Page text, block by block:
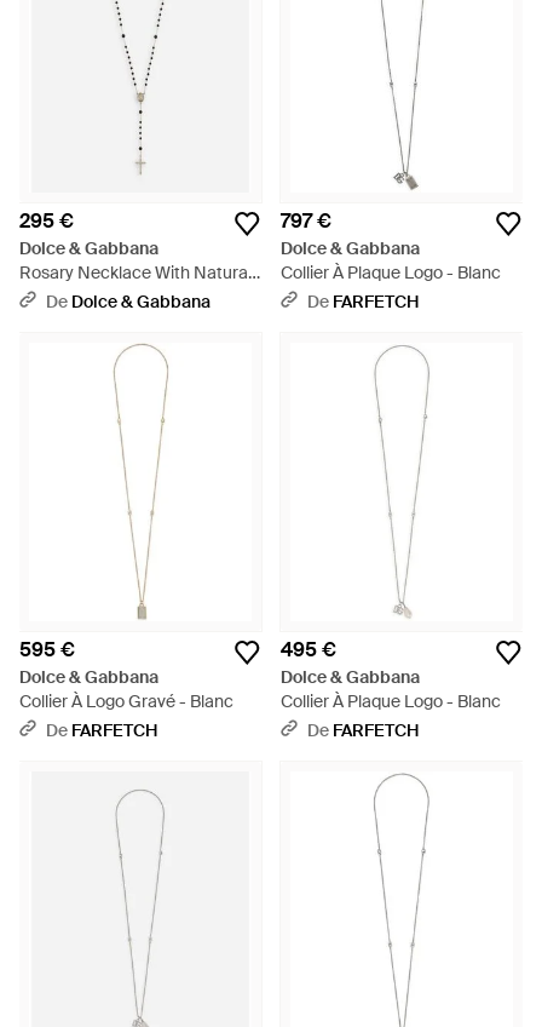
295 €
Dolce & Gabbana
Rosary Necklace With Natural
Gemstones - Blanc
De Dolce & Gabbana
797 €
Dolce & Gabbana
Collier À Plaque Logo - Blanc
De FARFETCH
595 €
Dolce & Gabbana
Collier À Logo Gravé - Blanc
De FARFETCH
495 €
Dolce & Gabbana
Collier À Plaque Logo - Blanc
De FARFETCH